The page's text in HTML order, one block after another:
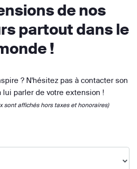
de nos
partout dans le
!
? N'hésitez pas à contacter son
lui parler de votre extension !
sont affichés hors taxes et honoraires)